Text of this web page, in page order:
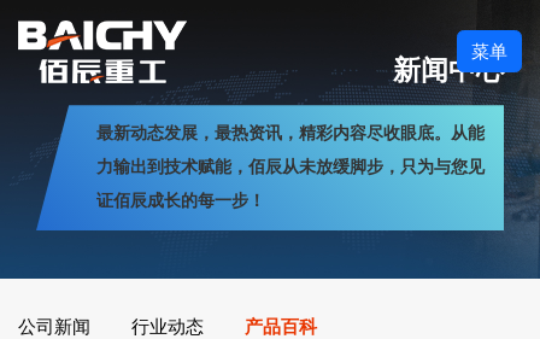
菜单
新闻中心
最新动态发展，最热资讯，精彩内容尽收眼底。从能
力输出到技术赋能，佰辰从未放缓脚步，只为与您见
证佰辰成长的每一步！
公司新闻 行业动态 产品百科